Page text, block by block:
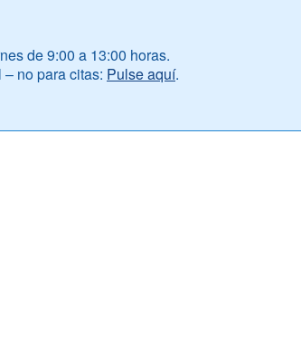
de 9:00 a 13:00 horas.
no para citas: Pulse aquí.